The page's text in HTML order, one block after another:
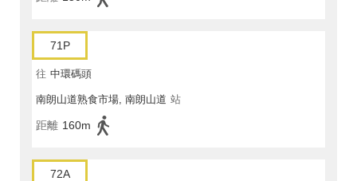
71P
往 中環碼頭
南朗山道熟食市場, 南朗山道 站
距離 160m
72A